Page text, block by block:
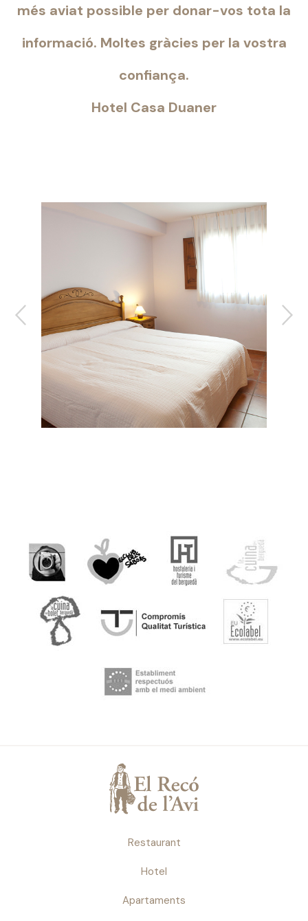
més aviat possible per donar-vos tota la
informació. Moltes gràcies per la vostra
confiança.
Hotel Casa Duaner
Anterior
Restaurant
Hotel
Apartaments